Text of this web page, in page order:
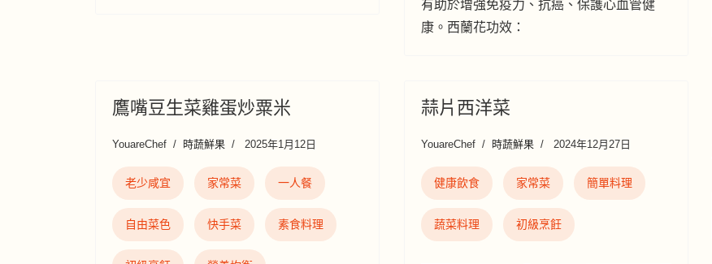
有助於增強免疫力、抗癌、保護心血管健
康。西蘭花功效：
鷹嘴豆生菜雞蛋炒粟米
YouareChef 時蔬鮮果 2025年1月12日
老少咸宜 家常菜 一人餐
自由菜色 快手菜 素食料理
蒜片西洋菜
YouareChef 時蔬鮮果 2024年12月27日
健康飲食 家常菜 簡單料理
蔬菜料理 初級烹飪